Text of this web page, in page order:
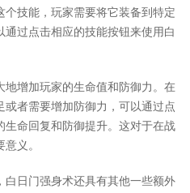
技能，玩家需要将它装备到特定
过点击相应的技能按钮来使用白
地增加玩家的生命值和防御力。在
者需要增加防御力，可以通过点
命回复和防御提升。这对于在战
义。
白日门强身术还具有其他一些额外